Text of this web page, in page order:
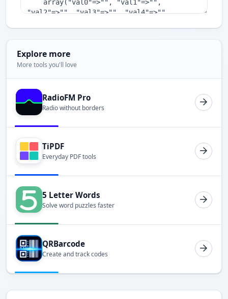
Explore more
More tools you'll love
RadioFM Pro
Radio without borders
TiPDF
Everyday PDF tools
5 Letter Words
Solve word puzzles faster
QRBarcode
Create and track codes